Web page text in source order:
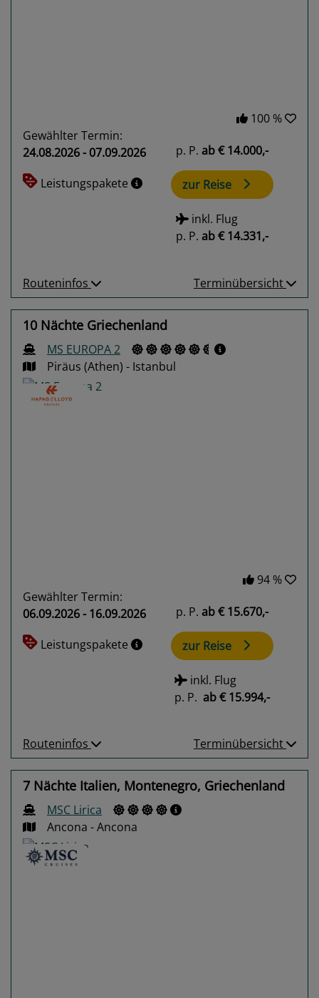
100 %
Gewählter Termin:
24.08.2026 - 07.09.2026
Leistungspakete
p. P. ab€ 14.000,-
zur Reise
inkl. Flug
p. P. ab€ 14.331,-
Routeninfos Terminübersicht
10 Nächte Griechenland
MS EUROPA 2
Piräus (Athen) - Istanbul
94 %
Gewählter Termin:
06.09.2026 - 16.09.2026
Leistungspakete
p. P. ab€ 15.670,-
zur Reise
inkl. Flug
p. P. ab€ 15.994,-
Routeninfos Terminübersicht
7 Nächte Italien, Montenegro, Griechenland
MSC Lirica
Ancona - Ancona